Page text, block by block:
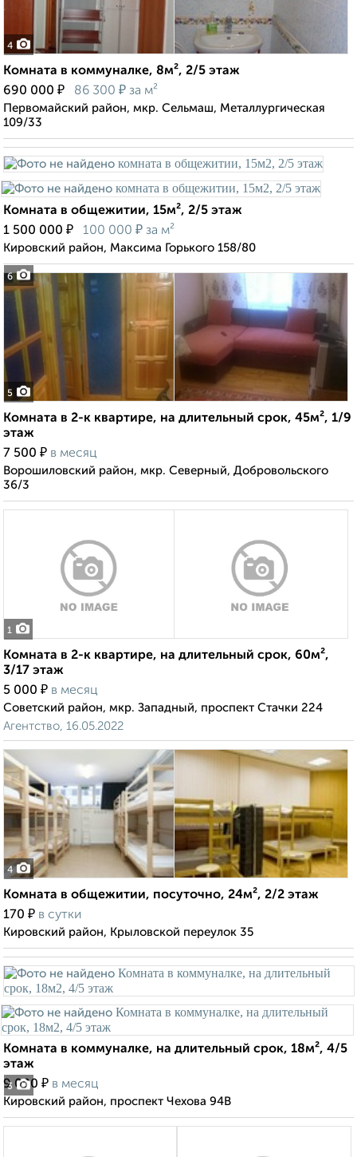
4
Комната в коммуналке, 8м², 2/5 этаж
690 000 ₽ 86 300 ₽ за м²
Первомайский район, мкр. Сельмаш, Металлургическая
109/33
6
Комната в общежитии, 15м², 2/5 этаж
1 500 000 ₽ 100 000 ₽ за м²
Кировский район, Максима Горького 158/80
5
Комната в 2-к квартире, на длительный срок, 45м², 1/9
этаж
7 500 ₽ в месяц
Ворошиловский район, мкр. Северный, Добровольского
36/3
1
Комната в 2-к квартире, на длительный срок, 60м²,
3/17 этаж
5 000 ₽ в месяц
Советский район, мкр. Западный, проспект Стачки 224
Агентство, 16.05.2022
4
Комната в общежитии, посуточно, 24м², 2/2 этаж
170 ₽ в сутки
Кировский район, Крыловской переулок 35
3
Комната в коммуналке, на длительный срок, 18м², 4/5
этаж
9 000 ₽ в месяц
Кировский район, проспект Чехова 94В